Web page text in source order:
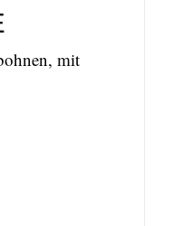
mit